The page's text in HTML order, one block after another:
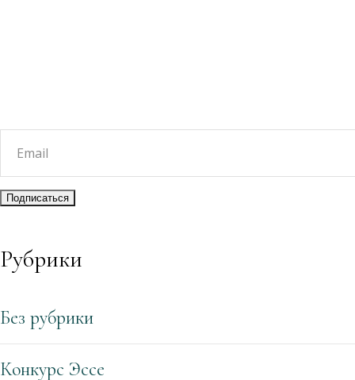
Рубрики
Без рубрики
Конкурс Эссе